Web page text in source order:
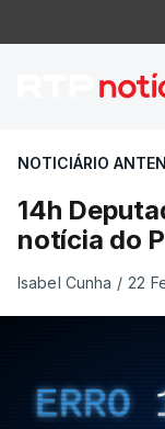
14h
NOTICIÁRIO
14h
notícia do
Isabel Cunha / 22
ERRO